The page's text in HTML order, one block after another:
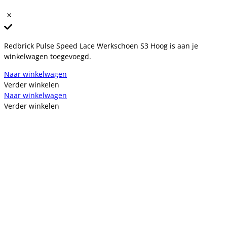
Redbrick Pulse Speed Lace Werkschoen S3 Hoog is aan je
winkelwagen toegevoegd.
Naar winkelwagen
Verder winkelen
Naar winkelwagen
Verder winkelen